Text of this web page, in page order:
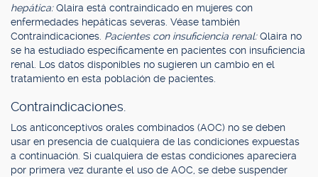
hepática:Qlaira está contraindicado en mujeres con
enfermedades hepáticas severas. Véase también
Contraindicaciones. Pacientes con insuficiencia renal:Qlaira no
se ha estudiado específicamente en pacientes con insuficiencia
renal. Los datos disponibles no sugieren un cambio en el
tratamiento en esta población de pacientes.
Contraindicaciones.
Los anticonceptivos orales combinados (AOC) no se deben
usar en presencia de cualquiera de las condiciones expuestas
a continuación. Si cualquiera de estas condiciones apareciera
por primera vez durante el uso de AOC, se debe suspender